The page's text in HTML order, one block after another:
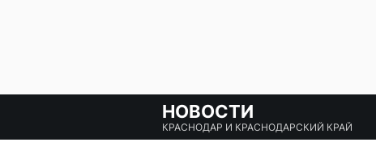
НОВОСТИ
КРАСНОДАР И КРАСНОДАРСКИЙ КРАЙ